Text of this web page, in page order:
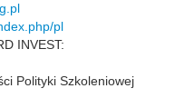
pl
INVEST:
Polityki Szkoleniowej